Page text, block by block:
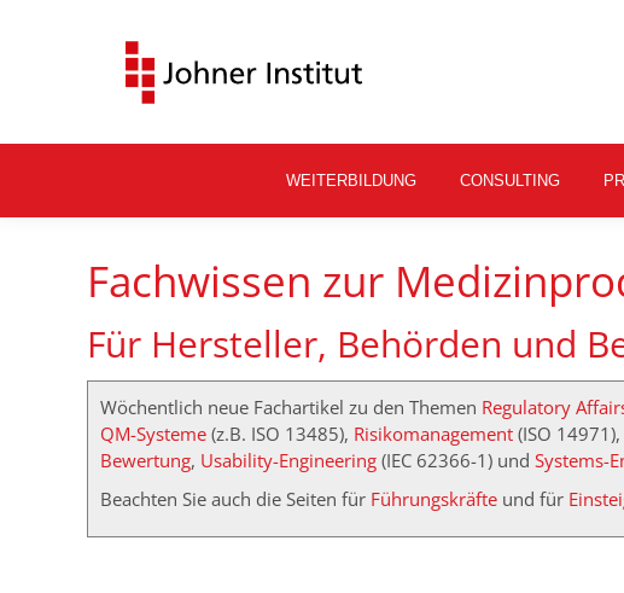
WEITERBILDUNG CONSULTING
Fachwissen zur
Für Hersteller, Behörden und
Wöchentlich neue Fachartikel zu den Themen Regulatory
QM-Systeme (z.B. ISO 13485), Risikomanagement (ISO 14971),
Bewertung, Usability-Engineering (IEC 62366-1) und Systems-
Beachten Sie auch die Seiten für Führungskräfte und für